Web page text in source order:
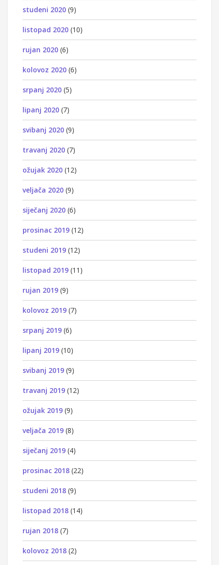
studeni 2020 (9)
listopad 2020 (10)
rujan 2020 (6)
kolovoz 2020 (6)
srpanj 2020 (5)
lipanj 2020 (7)
svibanj 2020 (9)
travanj 2020 (7)
ožujak 2020 (12)
veljača 2020 (9)
siječanj 2020 (6)
prosinac 2019 (12)
studeni 2019 (12)
listopad 2019 (11)
rujan 2019 (9)
kolovoz 2019 (7)
srpanj 2019 (6)
lipanj 2019 (10)
svibanj 2019 (9)
travanj 2019 (12)
ožujak 2019 (9)
veljača 2019 (8)
siječanj 2019 (4)
prosinac 2018 (22)
studeni 2018 (9)
listopad 2018 (14)
rujan 2018 (7)
kolovoz 2018 (2)